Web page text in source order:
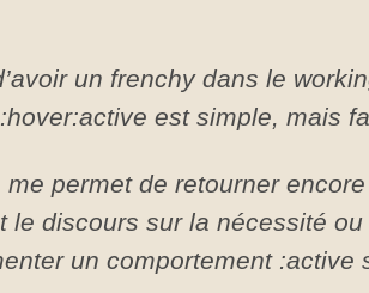
un frenchy dans le
est simple, mais
me permet de retourner
le discours sur la nécessité ou
un comportement :active